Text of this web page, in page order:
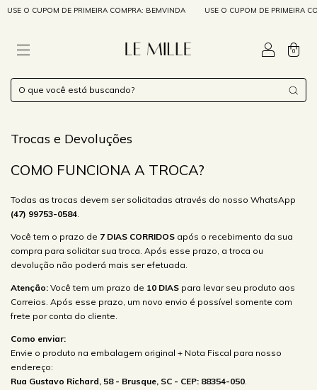
O CUPOM DE PRIMEIRA COMPRA: BEMVINDA USE O CUPOM DE PRIMEIRA
0
Trocas e Devoluções
COMO FUNCIONA A TROCA?
Todas as trocas devem ser solicitadas através do nosso WhatsApp
(47) 99753-0584.
Você tem o prazo de 7 DIAS CORRIDOS após o recebimento da sua
compra para solicitar sua troca. Após esse prazo, a troca ou
devolução não poderá mais ser efetuada.
Atenção: Você tem um prazo de 10 DIAS para levar seu produto aos
Correios. Após esse prazo, um novo envio é possível somente com
frete por conta do cliente.
Como enviar:
Envie o produto na embalagem original + Nota Fiscal para nosso
endereço:
Rua Gustavo Richard, 58 - Brusque, SC - CEP: 88354-050.